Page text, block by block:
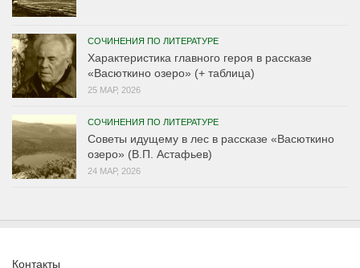
СОЧИНЕНИЯ ПО ЛИТЕРАТУРЕ
Характеристика главного героя в рассказе
«Васюткино озеро» (+ таблица)
25 МАР, 2026
СОЧИНЕНИЯ ПО ЛИТЕРАТУРЕ
Советы идущему в лес в рассказе «Васюткино
озеро» (В.П. Астафьев)
24 МАР, 2026
Контакты